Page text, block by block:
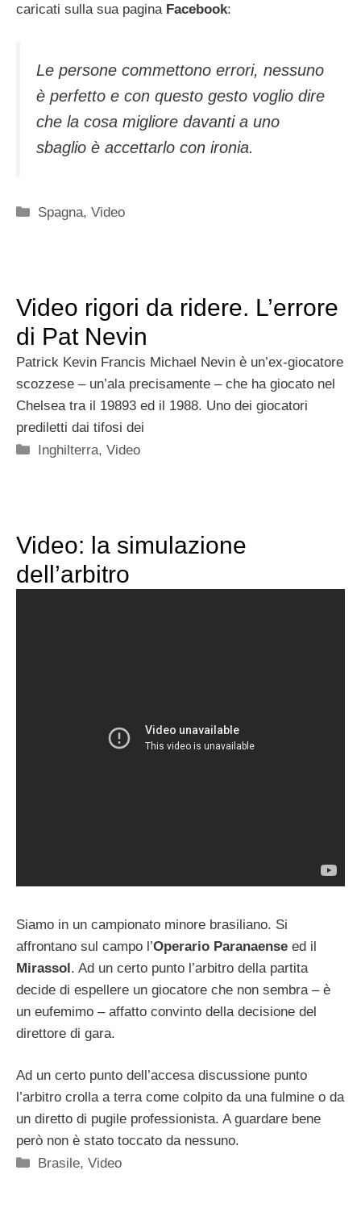
caricati sulla sua pagina Facebook:
Le persone commettono errori, nessuno
è perfetto e con questo gesto voglio dire
che la cosa migliore davanti a uno
sbaglio è accettarlo con ironia.
Categorie
Spagna,Video
Video rigori da ridere. L’errore
di Pat Nevin
Patrick Kevin Francis Michael Nevin è un’ex-giocatore
scozzese – un’ala precisamente – che ha giocato nel
Chelsea tra il 19893 ed il 1988. Uno dei giocatori
prediletti dai tifosi dei
Categorie
Inghilterra,Video
Video: la simulazione
dell’arbitro
Siamo in un campionato minore brasiliano. Si
affrontano sul campo l’Operario Paranaense ed il
Mirassol. Ad un certo punto l’arbitro della partita
decide di espellere un giocatore che non sembra – è
un eufemimo – affatto convinto della decisione del
direttore di gara.
Ad un certo punto dell’accesa discussione punto
l’arbitro crolla a terra come colpito da una fulmine o da
un diretto di pugile professionista. A guardare bene
però non è stato toccato da nessuno.
Categorie
Brasile,Video